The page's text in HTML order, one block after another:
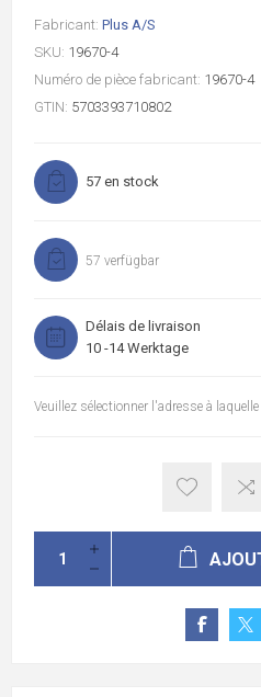
Fabricant: Plus A/S
SKU: 19670-4
Numéro de pièce fabricant: 19670-4
GTIN: 5703393710802
57 en stock
57 verfügbar
Délais de livraison
10 -14 Werktage
Veuillez sélectionner l'adresse à